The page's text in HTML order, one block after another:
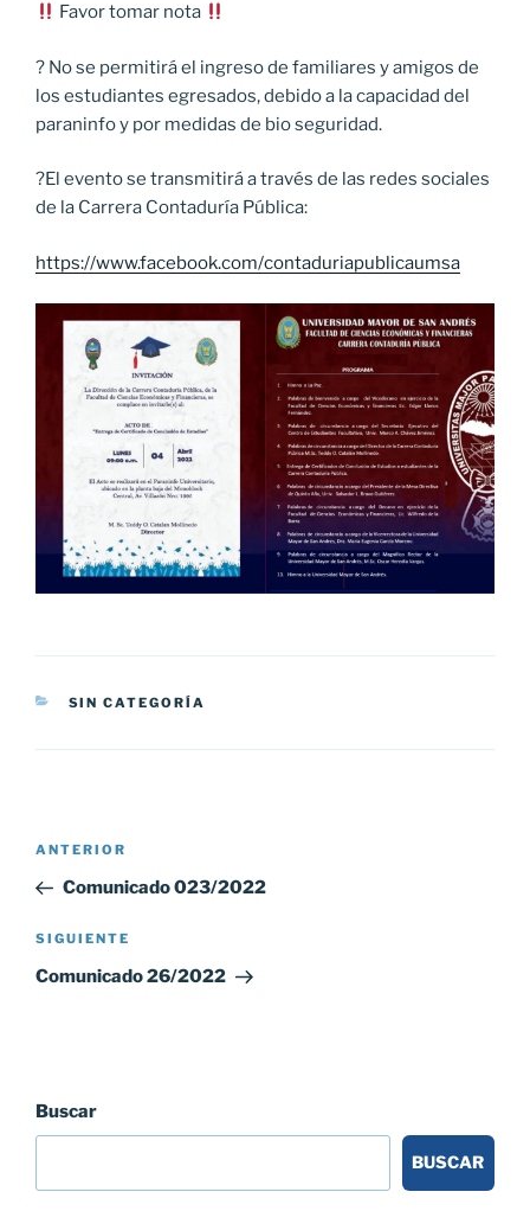
Favor tomar nota
? No se permitirá el ingreso de familiares y amigos de
los estudiantes egresados, debido a la capacidad del
paraninfo y por medidas de bio seguridad.
?El evento se transmitirá a través de las redes sociales
de la Carrera Contaduría Pública:
https://www.facebook.com/contaduriapublicaumsa
CATEGORÍAS
SIN CATEGORÍA
Navegación
entradas
Entrada
anterior:
ANTERIOR
Comunicado 023/2022
Siguiente
entrada
SIGUIENTE
Comunicado 26/2022
Buscar
BUSCAR